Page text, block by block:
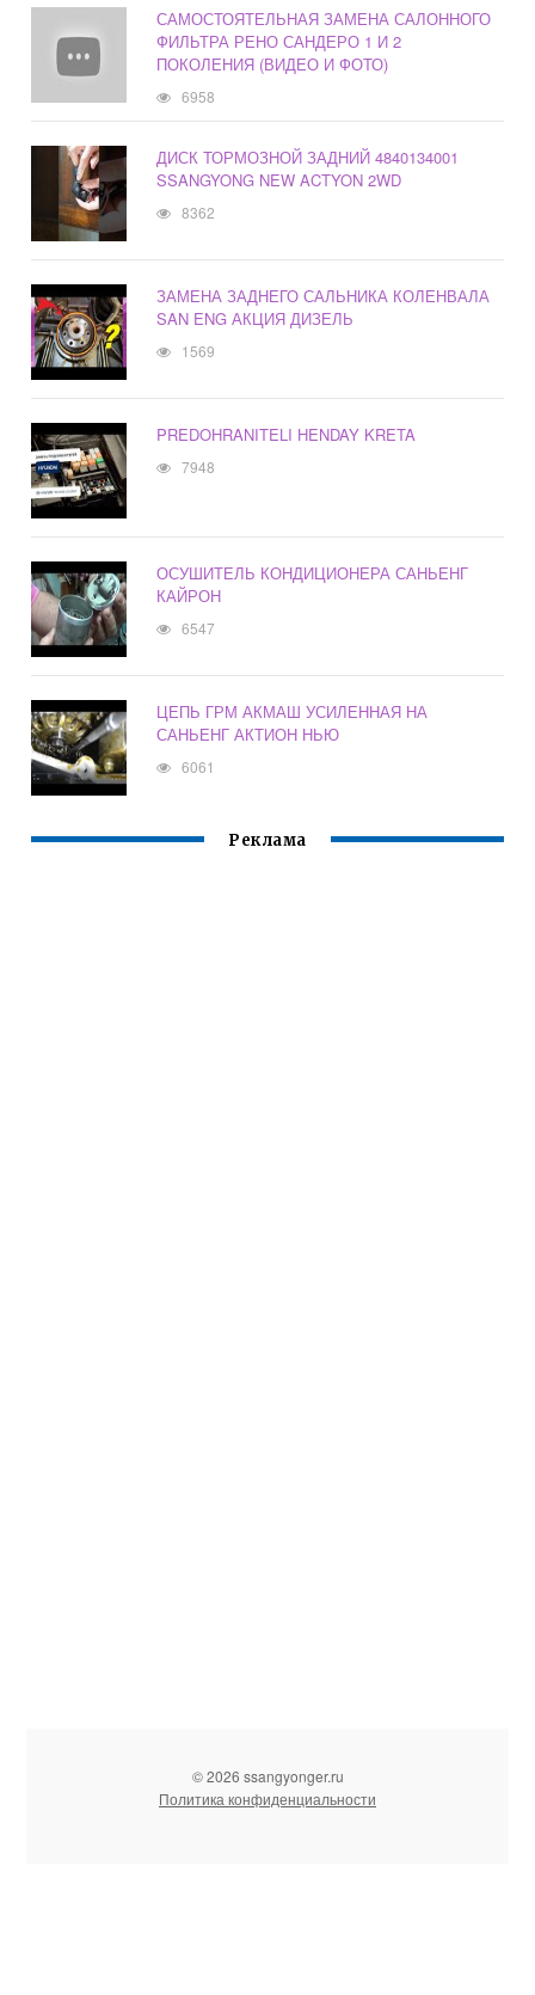
САМОСТОЯТЕЛЬНАЯ ЗАМЕНА САЛОННОГО
ФИЛЬТРА РЕНО САНДЕРО 1 И 2
ПОКОЛЕНИЯ (ВИДЕО И ФОТО)
6958
ДИСК ТОРМОЗНОЙ ЗАДНИЙ 4840134001
SSANGYONG NEW ACTYON 2WD
8362
ЗАМЕНА ЗАДНЕГО САЛЬНИКА КОЛЕНВАЛА
SAN ENG АКЦИЯ ДИЗЕЛЬ
1569
PREDOHRANITELI HENDAY KRETA
7948
ОСУШИТЕЛЬ КОНДИЦИОНЕРА САНЬЕНГ
КАЙРОН
6547
ЦЕПЬ ГРМ АКМАШ УСИЛЕННАЯ НА
САНЬЕНГ АКТИОН НЬЮ
6061
Реклама
© 2026 ssangyonger.ru
Политика конфиденциальности